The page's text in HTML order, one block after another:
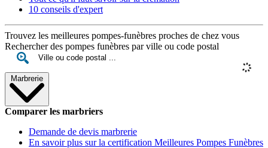
10 conseils d'expert
Trouvez les meilleures pompes-funèbres proches de chez vous
Rechercher des pompes funèbres par ville ou code postal
Marbrerie
Comparer les marbriers
Demande de devis marbrerie
En savoir plus sur la certification Meilleures Pompes Funèbres